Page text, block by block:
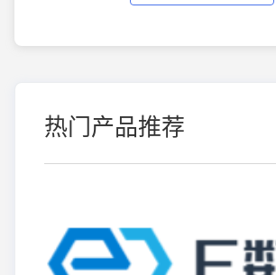
热门产品推荐